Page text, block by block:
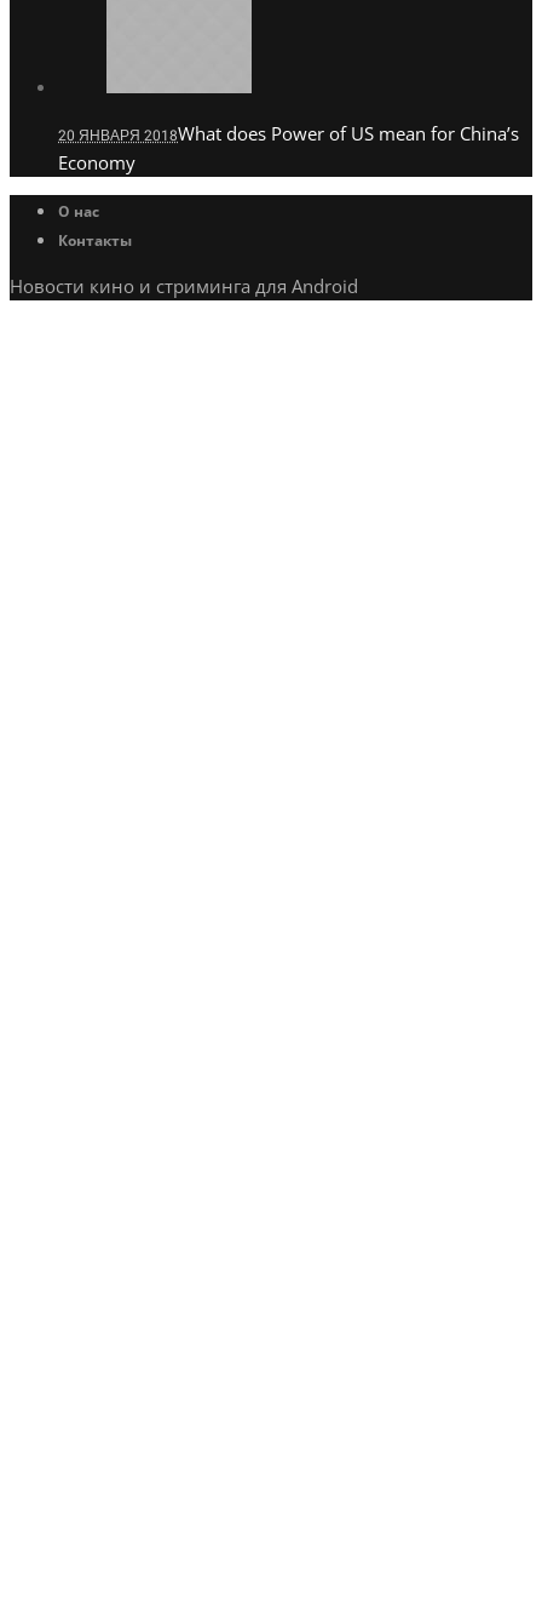
20 ЯНВАРЯ 2018What does Power of US mean for China’s
Economy
О нас
Контакты
Новости кино и стриминга для Android